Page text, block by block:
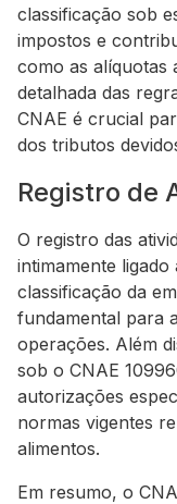
classificação sob
impostos e
como as alíquotas
detalhada das
CNAE é crucial
dos tributos
Registro de
O registro das
intimamente
classificação da
fundamental para
operações. Além
sob o CNAE
autorizações
normas vigentes
alimentos.
Em resumo, o